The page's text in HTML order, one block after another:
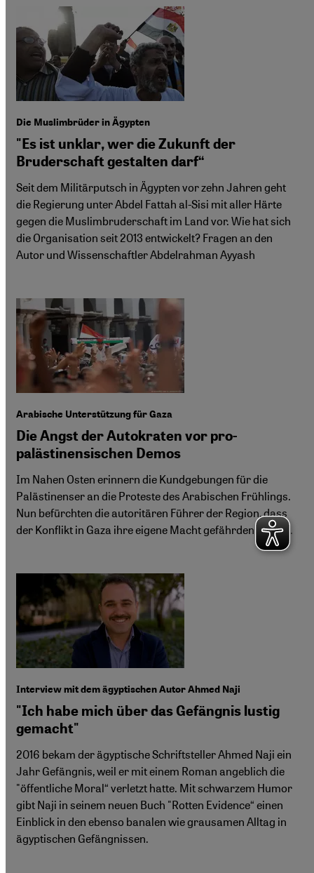
Die Muslimbrüder in Ägypten
"Es ist unklar, wer die Zukunft der
Bruderschaft gestalten darf“
Seit dem Militärputsch in Ägypten vor zehn Jahren geht
die Regierung unter Abdel Fattah al-Sisi mit aller Härte
gegen die Muslimbruderschaft im Land vor. Wie hat sich
die Organisation seit 2013 entwickelt? Fragen an den
Autor und Wissenschaftler Abdelrahman Ayyash
Arabische Unterstützung für Gaza
Die Angst der Autokraten vor pro-
palästinensischen Demos
Im Nahen Osten erinnern die Kundgebungen für die
Palästinenser an die Proteste des Arabischen Frühlings.
Nun befürchten die autoritären Führer der Region, dass
der Konflikt in Gaza ihre eigene Macht gefährden könnte.
Interview mit dem ägyptischen Autor Ahmed Naji
"Ich habe mich über das Gefängnis lustig
gemacht"
2016 bekam der ägyptische Schriftsteller Ahmed Naji ein
Jahr Gefängnis, weil er mit einem Roman angeblich die
"öffentliche Moral“ verletzt hatte. Mit schwarzem Humor
gibt Naji in seinem neuen Buch "Rotten Evidence“ einen
Einblick in den ebenso banalen wie grausamen Alltag in
ägyptischen Gefängnissen.